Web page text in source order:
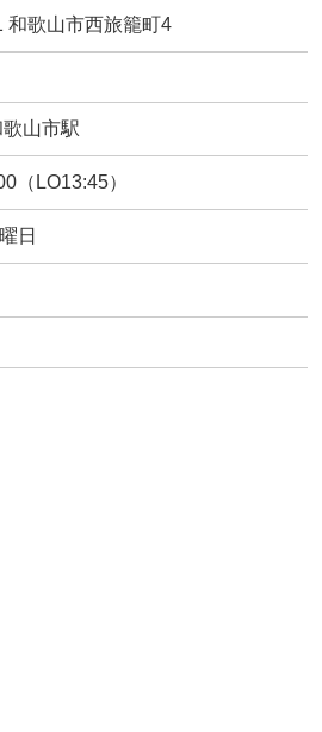
和歌山市西旅籠町4
山市駅
（LO13:45）
曜日